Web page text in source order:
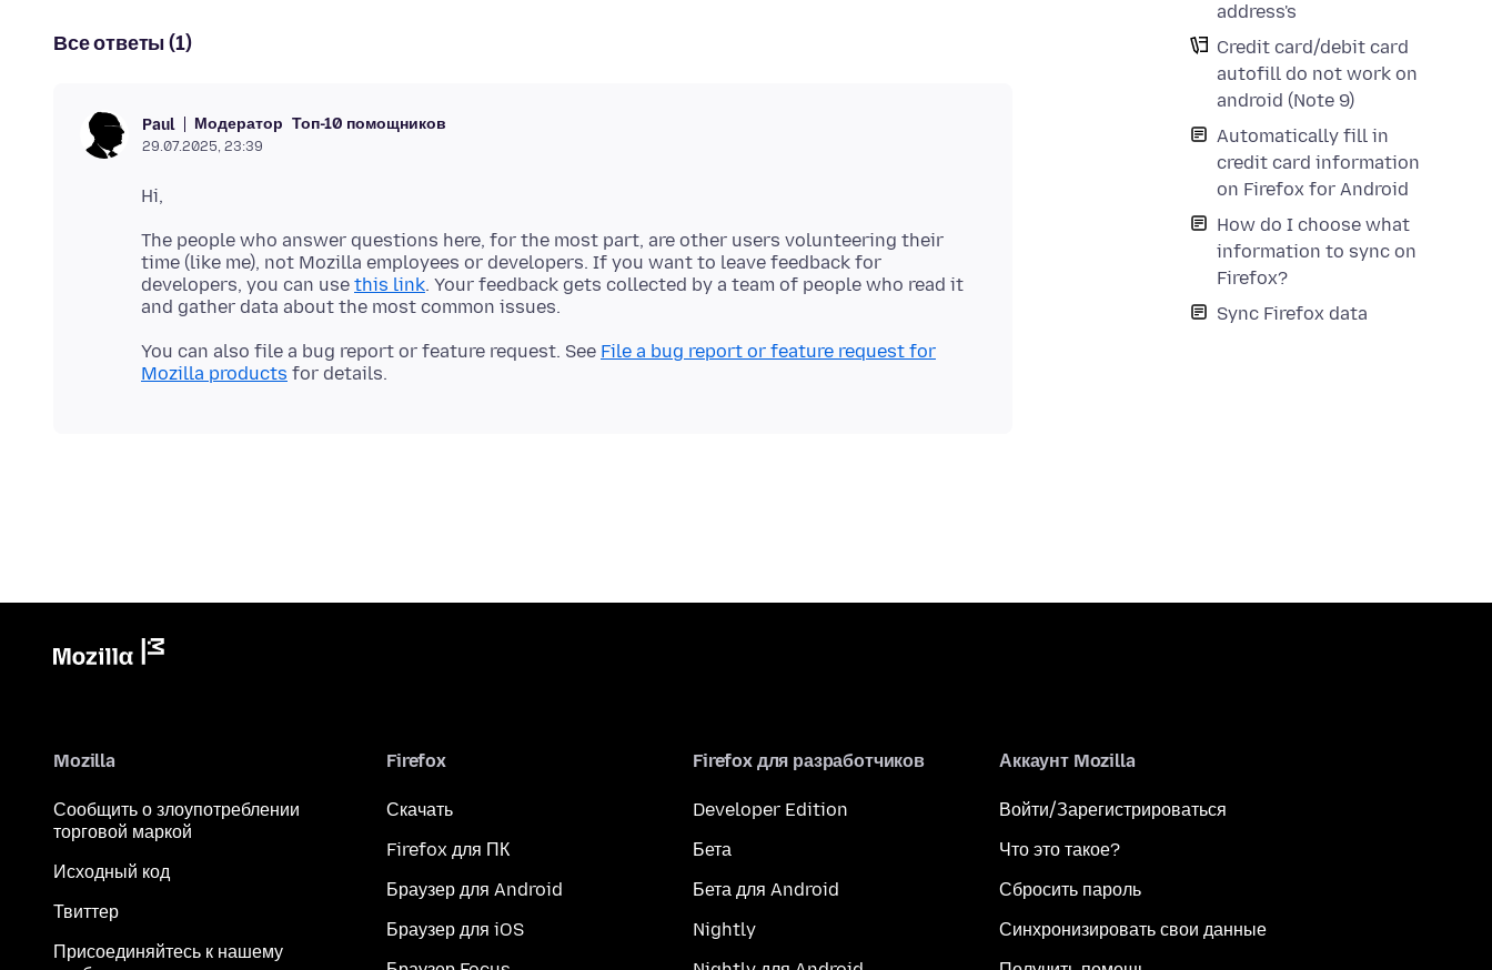
address's
Credit card/debit card
autofill do not work on
android (Note 9)
Automatically fill in
credit card information
on Firefox for Android
How do I choose what
information to sync on
Firefox?
Sync Firefox data
Все ответы (1)
Paul Модератор Топ-10 помощников
29.07.2025, 23:39
The people who answer questions here, for the most part, are other users volunteering their
time (like me), not Mozilla employees or developers. If you want to leave feedback for
developers, you can use this link. Your feedback gets collected by a team of people who read it
You can also file a bug report or feature request. See File a bug report or feature request for
Mozilla products
Mozilla
Сообщить о злоупотреблении
торговой маркой
Исходный код
Твиттер
Присоединяйтесь к нашему
Firefox
Скачать
Firefox для ПК
Браузер для Android
Браузер для iOS
Firefox для разработчиков
Developer Edition
Бета
Бета для Android
Nightly
Аккаунт Mozilla
Войти/Зарегистрироваться
Что это такое?
Сбросить пароль
Синхронизировать свои данные